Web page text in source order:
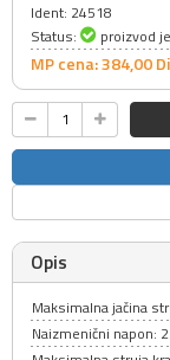
Ident: 24518
Status:
proizvod
MP cena: 384,00
Opis
Maksimalna jačina
Naizmenični napon: